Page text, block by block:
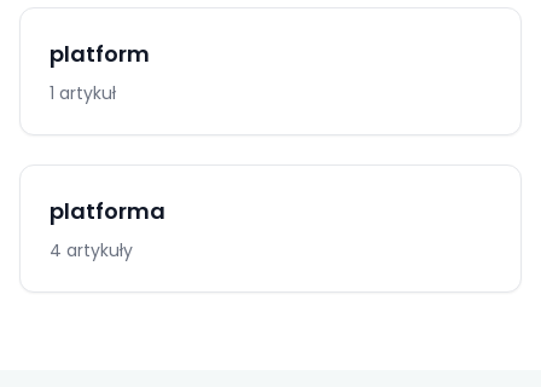
platform
1 artykuł
platforma
4 artykuły